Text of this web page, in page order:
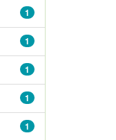
1
1
1
1
1